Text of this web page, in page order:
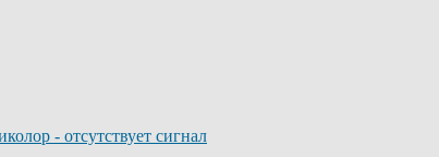
- отсутствует сигнал